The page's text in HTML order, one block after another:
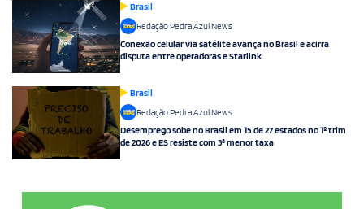
Brasil
Redação Pedra Azul News
Conexão celular via satélite avança no Brasil e acirra
disputa entre operadoras e Starlink
Brasil
Redação Pedra Azul News
Desemprego sobe no Brasil em 15 de 27 estados no 1º trim
de 2026 e ES resiste com 3ª menor taxa